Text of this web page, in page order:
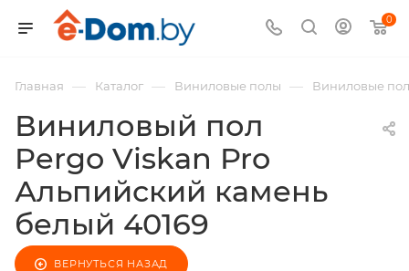
0
Главная — Каталог — Виниловые полы — Виниловые
Виниловый пол
Pergo Viskan Pro
Альпийский камень
белый 40169
ВЕРНУТЬСЯ НАЗАД